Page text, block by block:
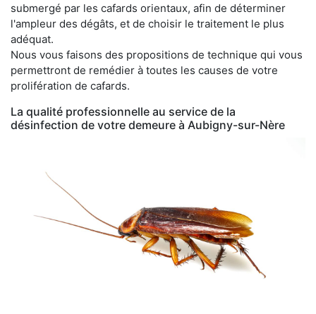
submergé par les cafards orientaux, afin de déterminer
l'ampleur des dégâts, et de choisir le traitement le plus
adéquat.
Nous vous faisons des propositions de technique qui vous
permettront de remédier à toutes les causes de votre
prolifération de cafards.
La qualité professionnelle au service de la
désinfection de votre demeure à Aubigny-sur-Nère